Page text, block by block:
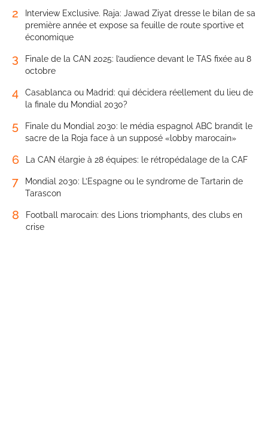
2
Interview Exclusive. Raja: Jawad Ziyat dresse le bilan de sa
première année et expose sa feuille de route sportive et
économique
3
Finale de la CAN 2025: l’audience devant le TAS fixée au 8
octobre
4
Casablanca ou Madrid: qui décidera réellement du lieu de
la finale du Mondial 2030?
5
Finale du Mondial 2030: le média espagnol ABC brandit le
sacre de la Roja face à un supposé «lobby marocain»
6 La CAN élargie à 28 équipes: le rétropédalage de la CAF
7
Mondial 2030: L’Espagne ou le syndrome de Tartarin de
Tarascon
8
Football marocain: des Lions triomphants, des clubs en
crise